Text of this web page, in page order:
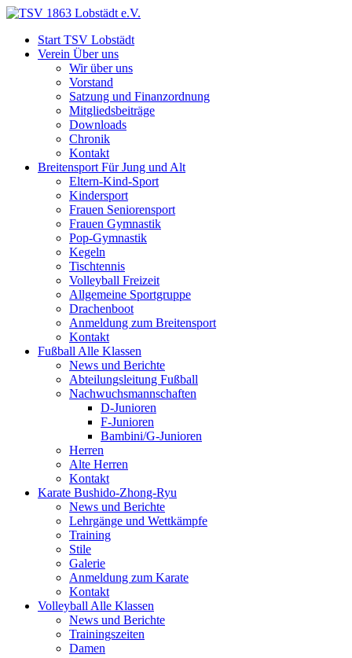
Start TSV Lobstädt
Verein Über uns
Wir über uns
Vorstand
Satzung und Finanzordnung
Mitgliedsbeiträge
Downloads
Chronik
Kontakt
Breitensport Für Jung und Alt
Eltern-Kind-Sport
Kindersport
Frauen Seniorensport
Frauen Gymnastik
Pop-Gymnastik
Kegeln
Tischtennis
Volleyball Freizeit
Allgemeine Sportgruppe
Drachenboot
Anmeldung zum Breitensport
Kontakt
Fußball Alle Klassen
News und Berichte
Abteilungsleitung Fußball
Nachwuchsmannschaften
D-Junioren
F-Junioren
Bambini/G-Junioren
Herren
Alte Herren
Kontakt
Karate Bushido-Zhong-Ryu
News und Berichte
Lehrgänge und Wettkämpfe
Training
Stile
Galerie
Anmeldung zum Karate
Kontakt
Volleyball Alle Klassen
News und Berichte
Trainingszeiten
Damen